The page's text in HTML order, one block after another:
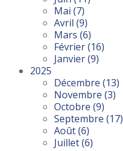
Mai (7)
Avril (9)
Mars (6)
Février(16)
Janvier(9)
2025
Décembre (13)
Novembre (3)
Octobre (9)
Septembre (17)
Août(6)
Juillet(6)